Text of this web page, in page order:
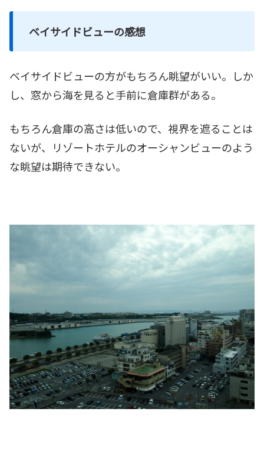
ベイサイドビューの感想
ベイサイドビューの方がもちろん眺望がいい。しか
し、窓から海を見ると手前に倉庫群がある。
もちろん倉庫の高さは低いので、視界を遮ることは
ないが、リゾートホテルのオーシャンビューのよう
な眺望は期待できない。